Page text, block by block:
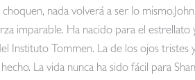
nada volverá a ser lo
imparable. Ha nacido para el
Instituto Tommen. La de los ojos tristes
La vida nunca ha sido fácil para